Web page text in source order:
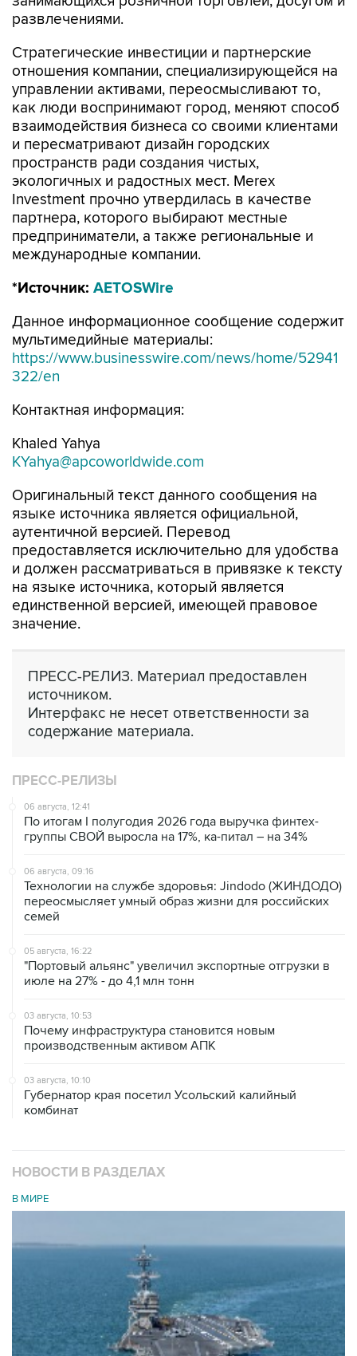
развлечениями.
Стратегические инвестиции и партнерские
отношения компании, специализирующейся на
управлении активами, переосмысливают то,
как люди воспринимают город, меняют способ
взаимодействия бизнеса со своими клиентами
и пересматривают дизайн городских
пространств ради создания чистых,
экологичных и радостных мест. Merex
Investment прочно утвердилась в качестве
партнера, которого выбирают местные
предприниматели, а также региональные и
международные компании.
*Источник: AETOSWire
Данное информационное сообщение содержит
мультимедийные материалы:
https://www.businesswire.com/news/home/52941
322/en
Контактная информация:
Khaled Yahya
KYahya@apcoworldwide.com
Оригинальный текст данного сообщения на
языке источника является официальной,
аутентичной версией. Перевод
предоставляется исключительно для удобства
и должен рассматриваться в привязке к тексту
на языке источника, который является
единственной версией, имеющей правовое
значение.
ПРЕСС-РЕЛИЗ. Материал предоставлен
источником.
Интерфакс не несет ответственности за
содержание материала.
ПРЕСС-РЕЛИЗЫ
06 августа, 12:41
По итогам I полугодия 2026 года выручка финтех-
группы СВОЙ выросла на 17%, ка-питал – на 34%
06 августа, 09:16
Технологии на службе здоровья: Jindodo (ЖИНДОДО)
переосмысляет умный образ жизни для российских
семей
05 августа, 16:22
"Портовый альянс" увеличил экспортные отгрузки в
июле на 27% - до 4,1 млн тонн
03 августа, 10:53
Почему инфраструктура становится новым
производственным активом АПК
03 августа, 10:10
Губернатор края посетил Усольский калийный
комбинат
НОВОСТИ В РАЗДЕЛАХ
В МИРЕ